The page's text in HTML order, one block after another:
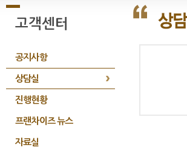
고객센터
공지사항
상담실
진행현황
프랜차이즈 뉴스
자료실